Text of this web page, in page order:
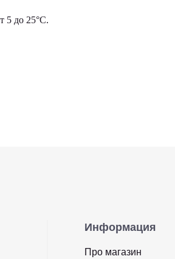
5 до 25°С.
Информация
Про магазин